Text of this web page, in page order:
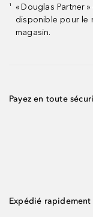
¹
« Douglas Partner
disponible pour le
magasin.
Payez en toute
Expédié rapidement